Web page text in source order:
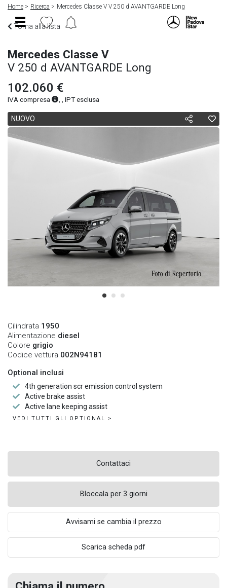
Home Ricerca Mercedes Classe V V 250 d AVANTGARDE Long
Torna alla lista
Mercedes Classe V
V 250 d AVANTGARDE Long
102.060 €
IVA compresa , , IPT esclusa
NUOVO
Cilindrata 1950
Alimentazione diesel
Colore grigio
Codice vettura 002N94181
Optional inclusi
4th generation scr emission control system
Active brake assist
Active lane keeping assist
VEDI TUTTI GLI OPTIONAL >
Contattaci
Bloccala per 3 giorni
Avvisami se cambia il prezzo
Scarica scheda pdf